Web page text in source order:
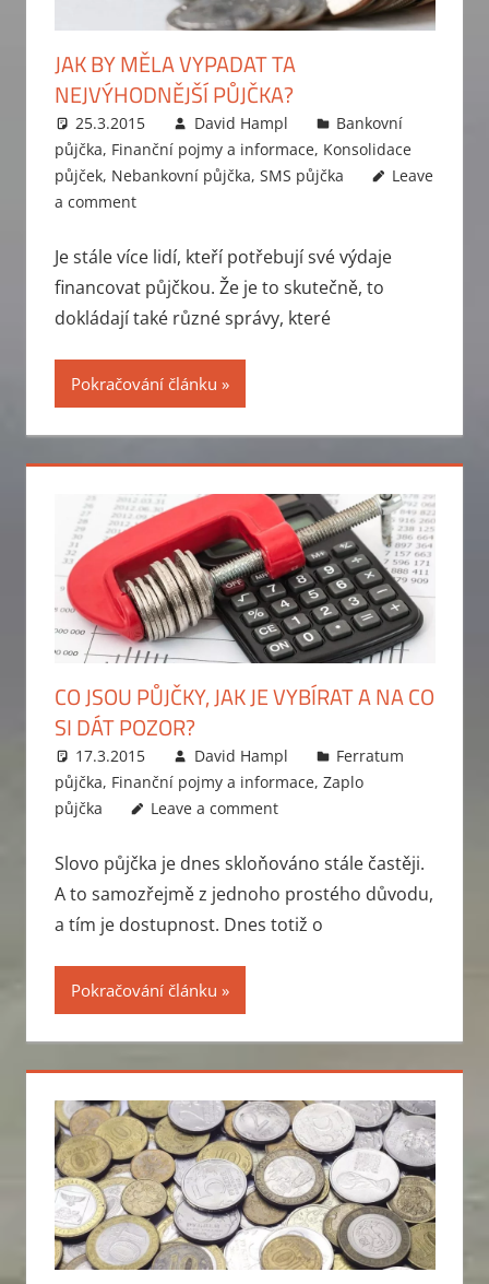
JAK BY MĚLA VYPADAT TA
NEJVÝHODNĚJŠÍ PŮJČKA?
25.3.2015 David Hampl
Bankovní
půjčka, Finanční pojmy a informace, Konsolidace
půjček, Nebankovní půjčka, SMS půjčka
Leave
a comment
Je stále více lidí, kteří potřebují své výdaje
financovat půjčkou. Že je to skutečně, to
dokládají také různé správy, které
Pokračování článku
CO JSOU PŮJČKY, JAK JE VYBÍRAT A NA CO
SI DÁT POZOR?
17.3.2015 David Hampl
Ferratum
půjčka, Finanční pojmy a informace, Zaplo
půjčka
Leave a comment
Slovo půjčka je dnes skloňováno stále častěji.
A to samozřejmě z jednoho prostého důvodu,
a tím je dostupnost. Dnes totiž o
Pokračování článku